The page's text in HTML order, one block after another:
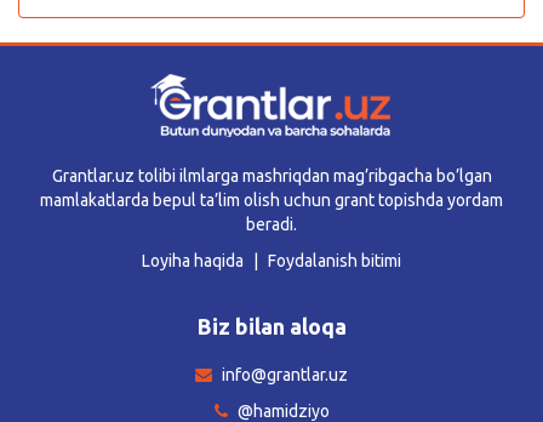
Grantlar.uz tolibi ilmlarga mashriqdan mag’ribgacha bo’lgan
mamlakatlarda bepul ta’lim olish uchun grant topishda yordam
beradi.
Loyiha haqida
Foydalanish bitimi
Biz bilan aloqa
info@grantlar.uz
@hamidziyo